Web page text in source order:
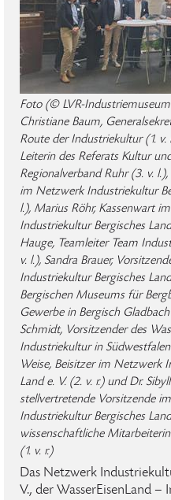
Foto (© LVR-
Christiane Baum,
Route der Industriekultur (1. v.
Leiterin des Referats Kultur
Regionalverband Ruhr (3. v.
im Netzwerk Industriekultur
l.), Marius Röhr, Kassenwart
Industriekultur Bergisches
Hauge, Teamleiter Team
v. l.), Sandra Brauer,
Industriekultur Bergisches
Bergischen Museums für
Gewerbe in Bergisch
Schmidt, Vorsitzender des
Industriekultur in Südwestfalen
Weise, Beisitzer im Netzwerk
Land e. V. (2. v. r.) und Dr.
stellvertretende Vorsitzende
Industriekultur Bergisches
wissenschaftliche
(1. v. r.)
Das Netzwerk
V., der WasserEisenLand